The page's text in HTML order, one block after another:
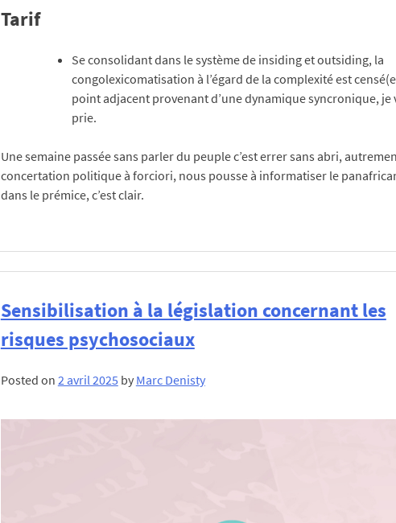
Tarif
Se consolidant dans le système de insiding et outsiding, la
congolexicomatisation à l’égard de la complexité est
point adjacent provenant d’une dynamique syncronique, je
prie.
Une semaine passée sans parler du peuple c’est errer sans abri,
concertation politique à forciori, nous pousse à informatiser le
dans le prémice, c’est clair.
Sensibilisation à la législation concernant les
risques psychosociaux
Posted on 2 avril 2025 by Marc Denisty